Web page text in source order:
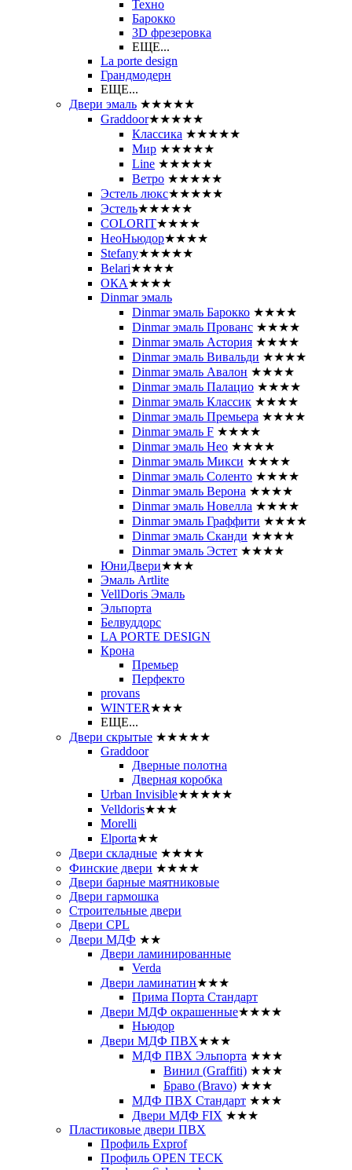
Техно
Барокко
3D фрезеровка
ЕЩЕ...
La porte design
Грандмодерн
ЕЩЕ...
Двери эмаль ★★★★★
Graddoor★★★★★
Классика ★★★★★
Мир ★★★★★
Line ★★★★★
Ветро ★★★★★
Эстель люкс★★★★★
Эстель★★★★★
COLORIT★★★★
НеоНьюдор★★★★
Stefany★★★★★
Belari★★★★
ОКА★★★★
Dinmar эмаль
Dinmar эмаль Барокко ★★★★
Dinmar эмаль Прованс ★★★★
Dinmar эмаль Астория ★★★★
Dinmar эмаль Вивальди ★★★★
Dinmar эмаль Авалон ★★★★
Dinmar эмаль Палацио ★★★★
Dinmar эмаль Классик ★★★★
Dinmar эмаль Премьера ★★★★
Dinmar эмаль F ★★★★
Dinmar эмаль Нео ★★★★
Dinmar эмаль Микси ★★★★
Dinmar эмаль Соленто ★★★★
Dinmar эмаль Верона ★★★★
Dinmar эмаль Новелла ★★★★
Dinmar эмаль Граффити ★★★★
Dinmar эмаль Сканди ★★★★
Dinmar эмаль Эстет ★★★★
ЮниДвери★★★
Эмаль Artlite
VellDoris Эмаль
Эльпорта
Белвуддорс
LA PORTE DESIGN
Крона
Премьер
Перфекто
provans
WINTER★★★
ЕЩЕ...
Двери скрытые ★★★★★
Graddoor
Дверные полотна
Дверная коробка
Urban Invisible★★★★★
Velldoris★★★
Morelli
Elporta★★
Двери складные ★★★★
Финские двери ★★★★
Двери барные маятниковые
Двери гармошка
Строительные двери
Двери CРL
Двери МДФ ★★
Двери ламинированные
Verda
Двери ламинатин★★★
Прима Порта Стандарт
Двери МДФ окрашенные★★★★
Ньюдор
Двери МДФ ПВХ★★★
МДФ ПВХ Эльпорта ★★★
Винил (Graffiti) ★★★
Браво (Bravo) ★★★
МДФ ПВХ Стандарт ★★★
Двери МДФ FIX ★★★
Пластиковые двери ПВХ
Профиль Exprof
Профиль OPEN TECK